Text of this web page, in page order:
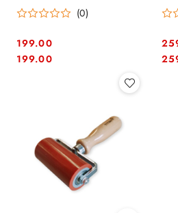
(0)
Cena:
199.00
Cena:
199.00